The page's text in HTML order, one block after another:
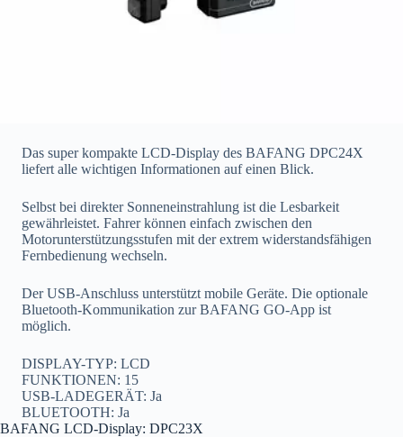
Das super kompakte LCD-Display des BAFANG DPC24X
liefert alle wichtigen Informationen auf einen Blick.
Selbst bei direkter Sonneneinstrahlung ist die Lesbarkeit
gewährleistet. Fahrer können einfach zwischen den
Motorunterstützungsstufen mit der extrem widerstandsfähigen
Fernbedienung wechseln.
Der USB-Anschluss unterstützt mobile Geräte. Die optionale
Bluetooth-Kommunikation zur BAFANG GO-App ist
möglich.
DISPLAY-TYP: LCD
FUNKTIONEN: 15
USB-LADEGERÄT: Ja
BLUETOOTH: Ja
BAFANG LCD-Display: DPC23X